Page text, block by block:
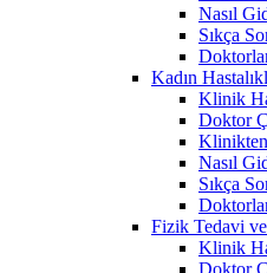
Nasıl
Sıkça
Kadın
Klinik
Doktor
Nasıl
Sıkça
Fizik Tedavi
Klinik
Doktor